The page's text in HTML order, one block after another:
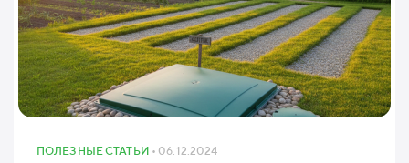
ПОЛЕЗНЫЕ СТАТЬИ • 06.12.2024